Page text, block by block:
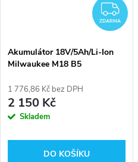
ZDARMA
Akumulátor 18V/5Ah/Li-Ion
Milwaukee M18 B5
1 776,86 Kč bez DPH
2 150 Kč
Skladem
DO KOŠÍKU